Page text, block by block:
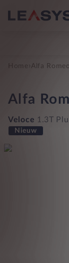
Home › Alfa Romeo
Alfa
Veloce 1.3T
Nieuw